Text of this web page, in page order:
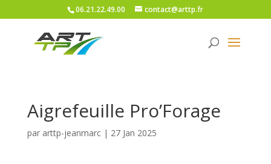
06.21.22.49.00 contact@arttp.fr
Aigrefeuille Pro’Forage
par arttp-jeanmarc| 27 Jan 2025